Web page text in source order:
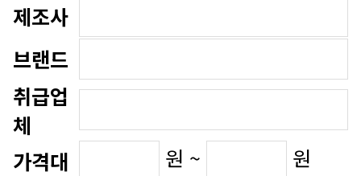
제조사
브랜드
체
가격대
원 ~
원